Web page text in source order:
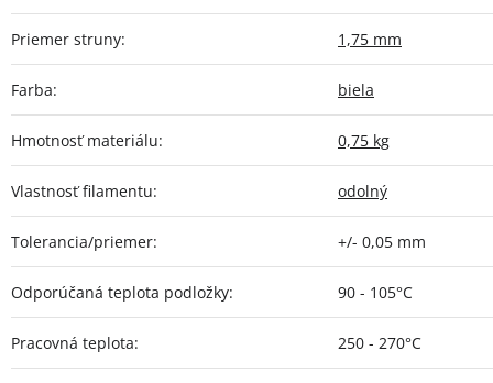
Priemer struny: 1,75 mm
Farba: biela
Hmotnosť materiálu: 0,75 kg
Vlastnosť filamentu: odolný
Tolerancia/priemer: +/- 0,05 mm
Odporúčaná teplota podložky: 90 - 105°C
Pracovná teplota: 250 - 270°C